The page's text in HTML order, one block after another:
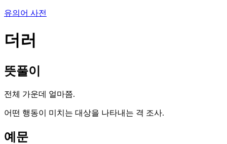
유의어 사전
더러
뜻풀이
전체 가운데 얼마쯤.
어떤 행동이 미치는 대상을 나타내는 격 조사.
예문